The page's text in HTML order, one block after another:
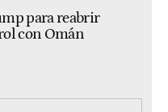
para reabrir
con Omán